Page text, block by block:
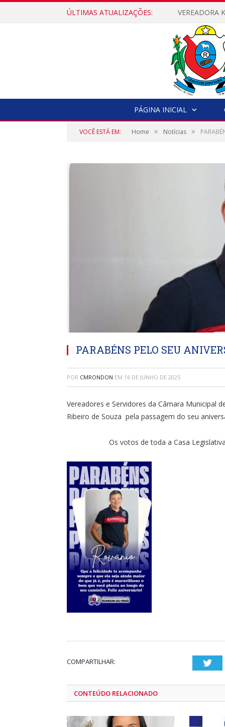
ÚLTIMAS ATUALIZAÇÕES:
PÁGINA INICIAL
VOCÊ ESTÁ EM: Home » Notícias »
PARABÉNS PELO SEU
POR CMRONDON EM 16 DE JUNHO DE 2025
Vereadores e Servidores da Câmara Municipal
Ribeiro de Souza pela passagem do seu
Os votos de toda a Casa Legislativa são
COMPARTILHAR:
CONTEÚDO RELACIONADO